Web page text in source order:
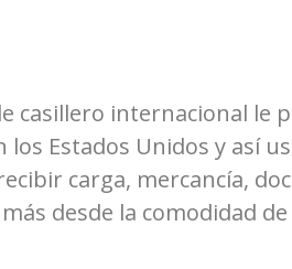
casillero internacional le
los Estados Unidos y así
carga, mercancía,
desde la comodidad